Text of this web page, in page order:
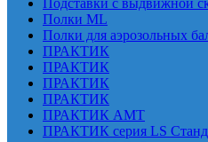
Подставки с выдвижной
Полки ML
Полки для аэрозольных
ПРАКТИК
ПРАКТИК
ПРАКТИК
ПРАКТИК
ПРАКТИК AMT
ПРАКТИК cерия LS